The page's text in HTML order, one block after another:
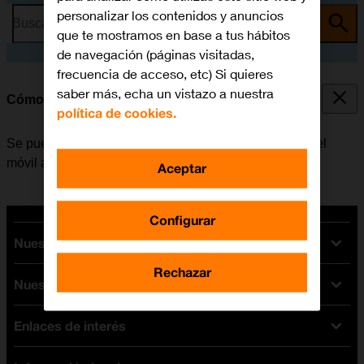
Busca por problema o tema
Cómo seleccionar el timbre de llamada
Se puede seleccionar el timbre de llamada que emite el
móvil al recibir una llamada.
Nuestras tarifas
Tarifas Orange
Tarifas fibra y móvil
Tarifas móviles
Tarifas internet y fibra
Nuestros dispositivos
Ofertas en móviles
iPhone
Enlaces de interés
personalizar los contenidos y anuncios
que te mostramos en base a tus hábitos
de navegación (páginas visitadas,
frecuencia de acceso, etc) Si quieres
saber más, echa un vistazo a nuestra
política de cookies.
Configurar
Rechazar
Aceptar